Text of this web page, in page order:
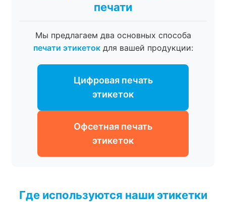
печати
Мы предлагаем два основных способа
печати этикетокдля вашей продукции:
Цифровая печать
этикеток
Офсетная печать
этикеток
Где используются наши этикетки